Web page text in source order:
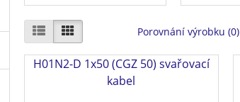
Porovnání výrobku (0)
H01N2-D 1x50 (CGZ 50) svařovací
kabel